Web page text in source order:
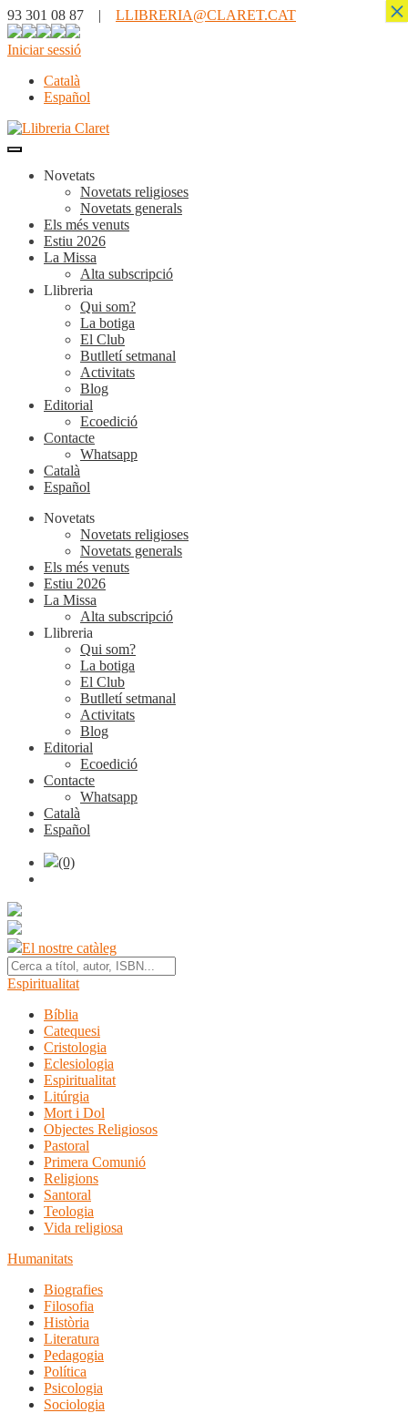
93 301 08 87 | LLIBRERIA@CLARET.CAT
Iniciar sessió
Català
Español
Novetats
Novetats religioses
Novetats generals
Els més venuts
Estiu 2026
La Missa
Alta subscripció
Llibreria
Qui som?
La botiga
El Club
Butlletí setmanal
Activitats
Blog
Editorial
Ecoedició
Contacte
Whatsapp
Català
Español
Novetats
Novetats religioses
Novetats generals
Els més venuts
Estiu 2026
La Missa
Alta subscripció
Llibreria
Qui som?
La botiga
El Club
Butlletí setmanal
Activitats
Blog
Editorial
Ecoedició
Contacte
Whatsapp
Català
Español
(0)
El nostre catàleg
Espiritualitat
Bíblia
Catequesi
Cristologia
Eclesiologia
Espiritualitat
Litúrgia
Mort i Dol
Objectes Religiosos
Pastoral
Primera Comunió
Religions
Santoral
Teologia
Vida religiosa
Humanitats
Biografies
Filosofia
Història
Literatura
Pedagogia
Política
Psicologia
Sociologia
×